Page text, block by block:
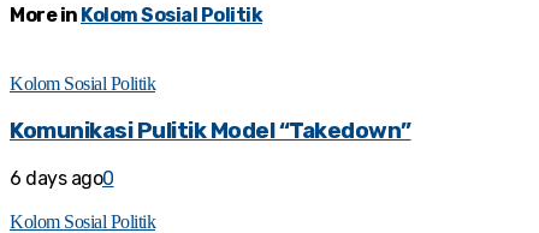
More in Kolom Sosial Politik
Kolom Sosial Politik
Komunikasi Pulitik Model “Takedown”
6 days ago0
Kolom Sosial Politik